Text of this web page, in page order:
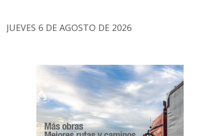
JUEVES 6 DE AGOSTO DE 2026